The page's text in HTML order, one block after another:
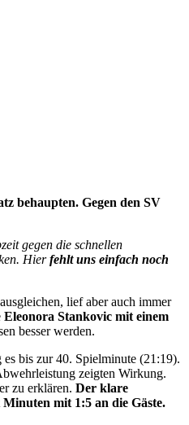
behaupten. Gegen den SV
gegen die schnellen
Hierfehlt uns einfach noch
lief aber auch immer
Eleonora Stankovic mit einem
besser werden.
bis zur 40. Spielminute (21:19).
zeigten Wirkung.
zu erklären. Der klare
Minuten mit 1:5 an die Gäste.